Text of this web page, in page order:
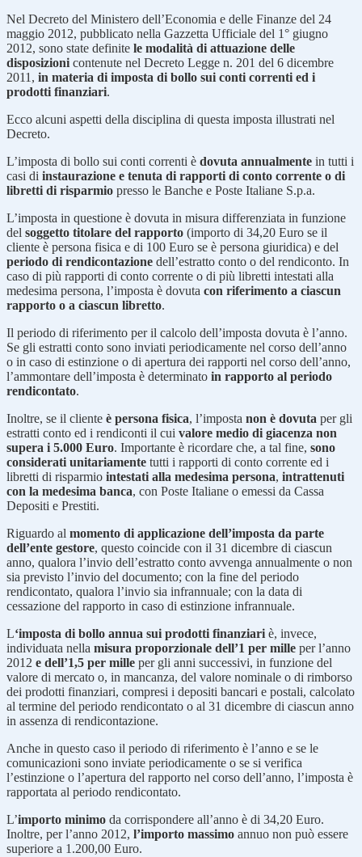
Nel Decreto del Ministero dell’Economia e delle Finanze del 24
maggio 2012, pubblicato nella Gazzetta Ufficiale del 1° giugno
2012, sono state definite le modalità di attuazione delle
disposizioni contenute nel Decreto Legge n. 201 del 6 dicembre
2011, in materia di imposta di bollo sui conti correnti ed i
prodotti finanziari.
Ecco alcuni aspetti della disciplina di questa imposta illustrati nel
Decreto.
L’imposta di bollo sui conti correnti è dovuta annualmente in tutti i
casi di instaurazione e tenuta di rapporti di conto corrente o di
libretti di risparmio presso le Banche e Poste Italiane S.p.a.
L’imposta in questione è dovuta in misura differenziata in funzione
del soggetto titolare del rapporto (importo di 34,20 Euro se il
cliente è persona fisica e di 100 Euro se è persona giuridica) e del
periodo di rendicontazione dell’estratto conto o del rendiconto. In
caso di più rapporti di conto corrente o di più libretti intestati alla
medesima persona, l’imposta è dovuta con riferimento a ciascun
rapporto o a ciascun libretto.
Il periodo di riferimento per il calcolo dell’imposta dovuta è l’anno.
Se gli estratti conto sono inviati periodicamente nel corso dell’anno
o in caso di estinzione o di apertura dei rapporti nel corso dell’anno,
l’ammontare dell’imposta è determinato in rapporto al periodo
rendicontato.
Inoltre, se il cliente è persona fisica, l’imposta non è dovuta per gli
estratti conto ed i rendiconti il cui valore medio di giacenza non
supera i 5.000 Euro. Importante è ricordare che, a tal fine, sono
considerati unitariamente tutti i rapporti di conto corrente ed i
libretti di risparmio intestati alla medesima persona, intrattenuti
con la medesima banca, con Poste Italiane o emessi da Cassa
Depositi e Prestiti.
Riguardo al momento di applicazione dell’imposta da parte
dell’ente gestore, questo coincide con il 31 dicembre di ciascun
anno, qualora l’invio dell’estratto conto avvenga annualmente o non
sia previsto l’invio del documento; con la fine del periodo
rendicontato, qualora l’invio sia infrannuale; con la data di
cessazione del rapporto in caso di estinzione infrannuale.
L‘imposta di bollo annua sui prodotti finanziari è, invece,
individuata nella misura proporzionale dell’1 per mille per l’anno
2012 e dell’1,5 per mille per gli anni successivi, in funzione del
valore di mercato o, in mancanza, del valore nominale o di rimborso
dei prodotti finanziari, compresi i depositi bancari e postali, calcolato
al termine del periodo rendicontato o al 31 dicembre di ciascun anno
in assenza di rendicontazione.
Anche in questo caso il periodo di riferimento è l’anno e se le
comunicazioni sono inviate periodicamente o se si verifica
l’estinzione o l’apertura del rapporto nel corso dell’anno, l’imposta è
rapportata al periodo rendicontato.
L’importo minimo da corrispondere all’anno è di 34,20 Euro.
Inoltre, per l’anno 2012, l’importo massimo annuo non può essere
superiore a 1.200,00 Euro.